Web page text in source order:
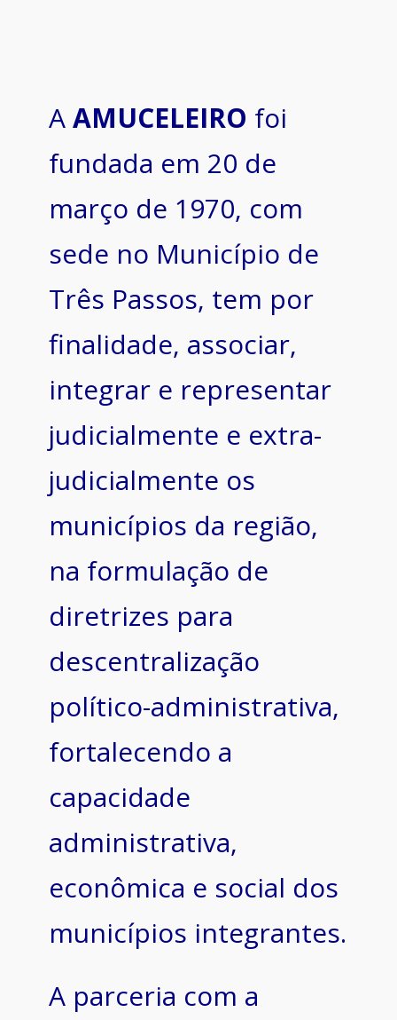
AAMUCELEIRO foi
fundada em 20 de
março de 1970, com
sede no Município de
Três Passos, tem por
finalidade, associar,
integrar e representar
judicialmente e extra-
judicialmente os
municípios da região,
na formulação de
diretrizes para
descentralização
político-administrativa,
fortalecendo a
capacidade
administrativa,
econômica e social dos
municípios integrantes.
A parceria com a